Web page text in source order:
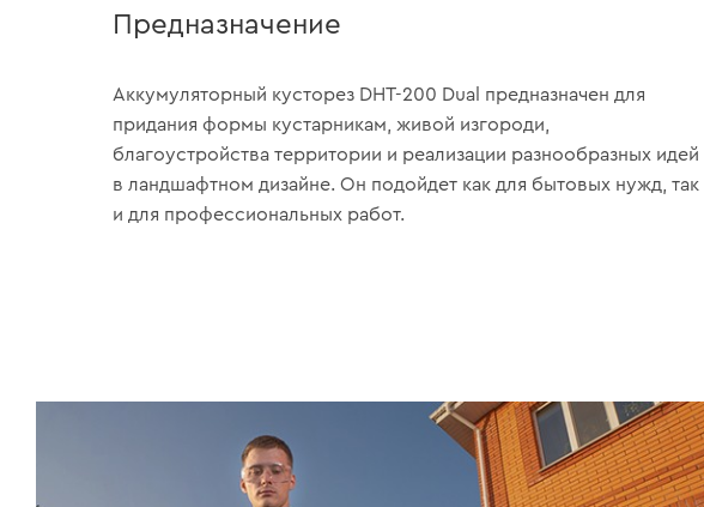
Предназначение
Аккумуляторный кусторез DHT-200 Dual предназначен для
придания формы кустарникам, живой изгороди,
благоустройства территории и реализации разнообразных идей
в ландшафтном дизайне. Он подойдет как для бытовых нужд, так
и для профессиональных работ.